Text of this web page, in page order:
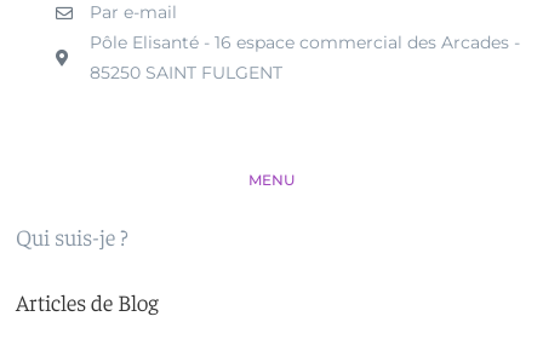
Par e-mail
Pôle Elisanté - 16 espace commercial des Arcades -
85250 SAINT FULGENT
MENU
Qui suis-je ?
Articles de Blog